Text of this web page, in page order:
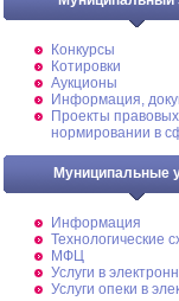
Конкурсы
Котировки
Аукционы
Информация,
Проекты правовых
нормировании в
Муниципальные
Информация
Технологические
МФЦ
Услуги в
Услуги опеки в